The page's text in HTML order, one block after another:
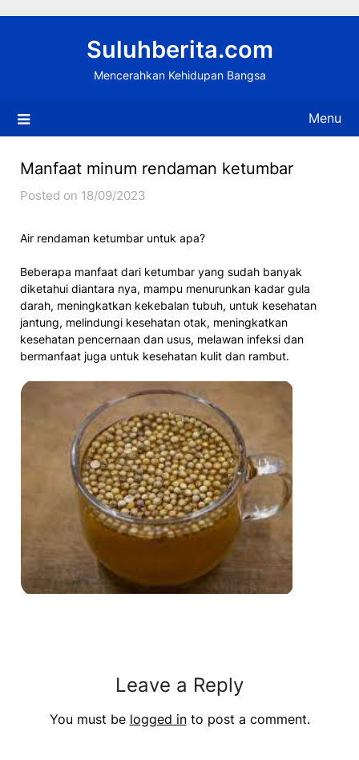
Suluhberita.com
Mencerahkan Kehidupan Bangsa
Menu
Manfaat minum rendaman ketumbar
Posted on 18/09/2023
Air rendaman ketumbar untuk apa?
Beberapa manfaat dari ketumbar yang sudah banyak
diketahui diantara nya, mampu menurunkan kadar gula
darah, meningkatkan kekebalan tubuh, untuk kesehatan
jantung, melindungi kesehatan otak, meningkatkan
kesehatan pencernaan dan usus, melawan infeksi dan
bermanfaat juga untuk kesehatan kulit dan rambut.
Leave a Reply
You must be logged into post a comment.